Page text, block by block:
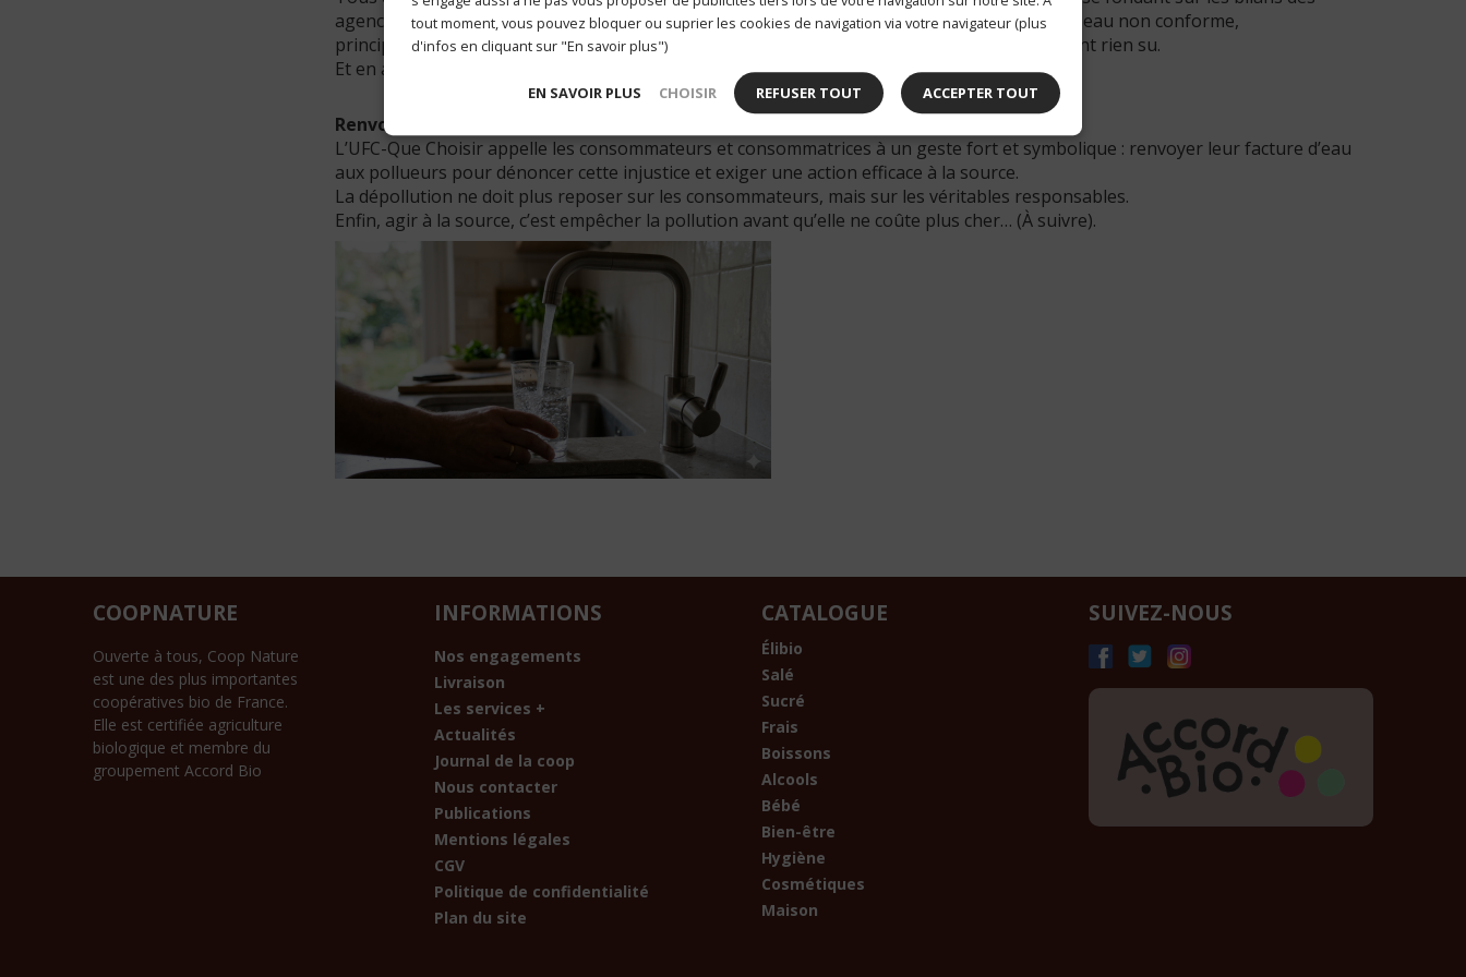
agences régionales de santé, plus de dix millions de personnes ont consommé en 2022 une eau non conforme,
principalement en raison de la présence de pesticides ou de leurs résidus. La plupart n’en ont rien su.
Et en attendant…
Renvoyons la facture de la dépollution aux pollueurs !
L’UFC-Que Choisir appelle les consommateurs et consommatrices à un geste fort et symbolique : renvoyer leur facture d’eau
aux pollueurs pour dénoncer cette injustice et exiger une action efficace à la source.
La dépollution ne doit plus reposer sur les consommateurs, mais sur les véritables responsables.
Enfin, agir à la source, c’est empêcher la pollution avant qu’elle ne coûte plus cher… (À suivre).
COOPNATURE
Ouverte à tous, Coop Nature
est une des plus importantes
coopératives bio de France.
Elle est certifiée agriculture
biologique et membre du
groupement Accord Bio
INFORMATIONS
Nos engagements
Livraison
Les services +
Actualités
Journal de la coop
Nous contacter
Publications
Mentions légales
CGV
Politique de confidentialité
Plan du site
CATALOGUE
Élibio
Salé
Sucré
Frais
Boissons
Alcools
Bébé
Bien-être
Hygiène
Cosmétiques
Maison
SUIVEZ-NOUS
tout moment, vous pouvez bloquer ou suprier les cookies de navigation via votre navigateur (plus
d'infos en cliquant sur "En savoir plus")
EN SAVOIR PLUS CHOISIR REFUSER TOUT ACCEPTER TOUT